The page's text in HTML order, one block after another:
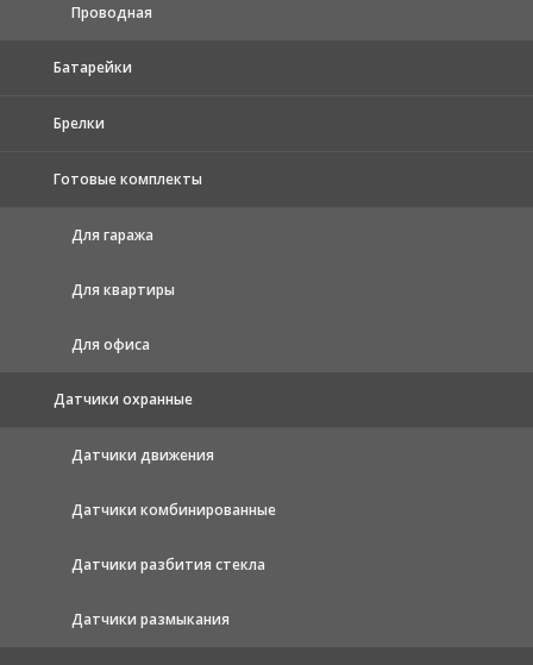
Проводная
Батарейки
Брелки
Готовые комплекты
Для гаража
Для квартиры
Для офиса
Датчики охранные
Датчики движения
Датчики комбинированные
Датчики разбития стекла
Датчики размыкания